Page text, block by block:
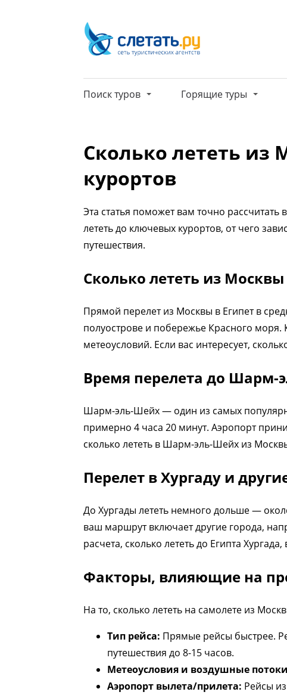
Поиск туров Горящие туры
Сколько лететь из
курортов
Эта статья поможет вам точно
лететь до ключевых курортов, от чего
путешествия.
Сколько лететь из
Прямой перелет из Москвы в Египет в
полуострове и побережье Красного моря.
метеоусловий. Если вас интересует,
Время перелета до Шарм-
Шарм-эль-Шейх — один из самых
примерно 4 часа 20 минут. Аэропорт
сколько лететь в Шарм-эль-Шейх из
Перелет в Хургаду и
До Хургады лететь немного дольше —
ваш маршрут включает другие города,
расчета, сколько лететь до Египта
Факторы, влияющие на
На то, сколько лететь на самолете из
Тип рейса: Прямые рейсы быстрее.
путешествия до 8-15 часов.
Метеоусловия и воздушные
Аэропорт вылета/прилета: Рейсы